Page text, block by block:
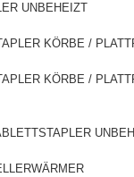
UNBEHEIZT
KÖRBE /
KÖRBE /